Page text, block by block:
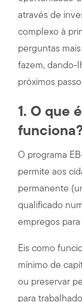
através de
complexo à
perguntas
fazem, dando-
próximos
1. O que
O programa
permite aos
permanente
qualificado
empregos
Eis como
mínimo de
ou preservar
para